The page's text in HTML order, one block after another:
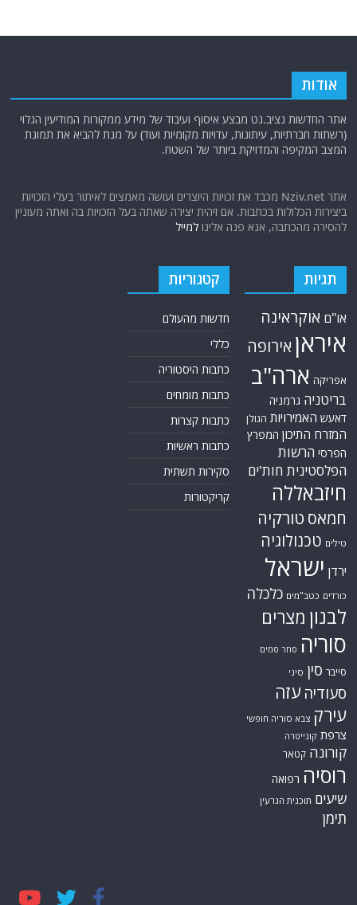
אודות
אתר החדשות נציב.נט מבצע איסוף ועיבוד של מידע ממקורות המודיעין הגלוי
(רשתות חברתיות, עיתונות, עדויות מקומיות ועוד) על מנת להביא את תמונת
המצב המקיפה והמדויקת ביותר של השטח.
אתר Nziv.net מכבד את זכויות היוצרים ועושה מאמצים לאיתור בעלי הזכויות
ביצירות הכלולות בכתבות. אם זיהית יצירה שאתה בעל הזכויות בה ואתה מעוניין
להסירה מהכתבה, אנא פנה אלינולמייל
תגיות
או"ם אוקראינה
איראן אירופה
אפריקה ארה"ב
בריטניה גרמניה
דאעש האמירויות הגולן
המזרח התיכון המפרץ
הפרסי הרשות
הפלסטינית חות'ים
חיזבאללה
חמאס טורקיה
טילים טכנולוגיה
ירדן ישראל
כורדים כטב"מים כלכלה
לבנון מצרים
סוריה סחר סמים
סייבר סין סיני
סעודיה עזה
עירק צבא סוריה חופשי
צרפת קונייטרה
קורונה קטאר
רוסיה רפואה
שיעים תוכנית הגרעין
תימן
קטגוריות
חדשות מהעולם
כללי
כתבות היסטוריה
כתבות מומחים
כתבות קצרות
כתבות ראשיות
סקירות תשתית
קריקטורות